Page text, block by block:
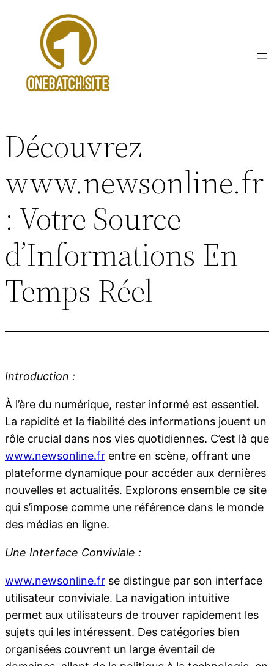
contenu
Découvrez
www.newsonline.fr
: Votre Source
d’Informations En
Temps Réel
Introduction :
À l’ère du numérique, rester informé est essentiel.
La rapidité et la fiabilité des informations jouent un
rôle crucial dans nos vies quotidiennes. C’est là que
www.newsonline.fr entre en scène, offrant une
plateforme dynamique pour accéder aux dernières
nouvelles et actualités. Explorons ensemble ce site
qui s’impose comme une référence dans le monde
des médias en ligne.
Une Interface Conviviale :
www.newsonline.fr se distingue par son interface
utilisateur conviviale. La navigation intuitive
permet aux utilisateurs de trouver rapidement les
sujets qui les intéressent. Des catégories bien
organisées couvrent un large éventail de